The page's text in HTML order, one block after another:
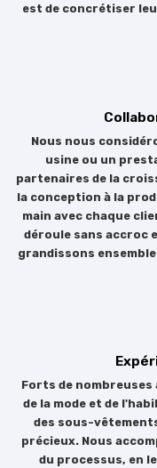
est de concrétiser
Nous nous
usine ou un
partenaires de la
la conception à la
main avec chaque
déroule sans accroc
grandissons
Forts de nombreuses
de la mode et de
des sous-
précieux. Nous
du processus, en